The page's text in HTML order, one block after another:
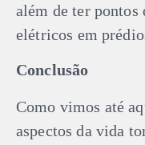
além de ter pontos
elétricos em
Conclusão
Como vimos até
aspectos da vida